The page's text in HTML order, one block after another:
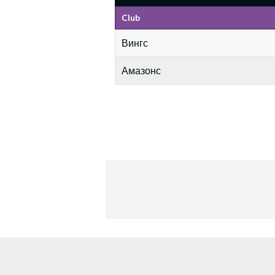
Club
Вингс
Амазонс